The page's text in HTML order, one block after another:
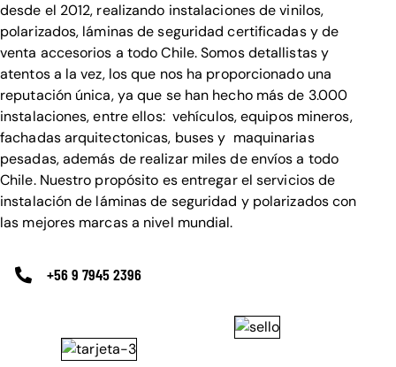
desde el 2012, realizando instalaciones de vinilos,
polarizados, láminas de seguridad certificadas y de
venta accesorios a todo Chile. Somos detallistas y
atentos a la vez, los que nos ha proporcionado una
reputación única, ya que se han hecho más de 3.000
instalaciones, entre ellos: vehículos, equipos mineros,
fachadas arquitectonicas, buses y maquinarias
pesadas, además de realizar miles de envíos a todo
Chile. Nuestro propósito es entregar el servicios de
instalación de láminas de seguridad y polarizados con
las mejores marcas a nivel mundial.
+56 9 7945 2396